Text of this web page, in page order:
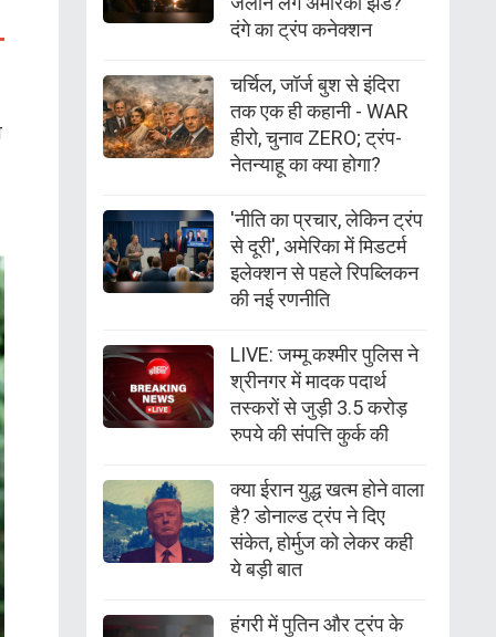
दंगे का ट्रंप कनेक्शन
चर्चिल, जॉर्ज बुश से इंदिरा
तक एक ही कहानी - WAR
हीरो, चुनाव ZERO; ट्रंप-
नेतन्याहू का क्या होगा?
'नीति का प्रचार, लेकिन ट्रंप
से दूरी', अमेरिका में मिडटर्म
इलेक्शन से पहले रिपब्लिकन
की नई रणनीति
LIVE: जम्मू कश्मीर पुलिस ने
श्रीनगर में मादक पदार्थ
तस्करों से जुड़ी 3.5 करोड़
रुपये की संपत्ति कुर्क की
क्या ईरान युद्ध खत्म होने वाला
है? डोनाल्ड ट्रंप ने दिए
संकेत, होर्मुज को लेकर कही
ये बड़ी बात
हंगरी में पुतिन और ट्रंप के